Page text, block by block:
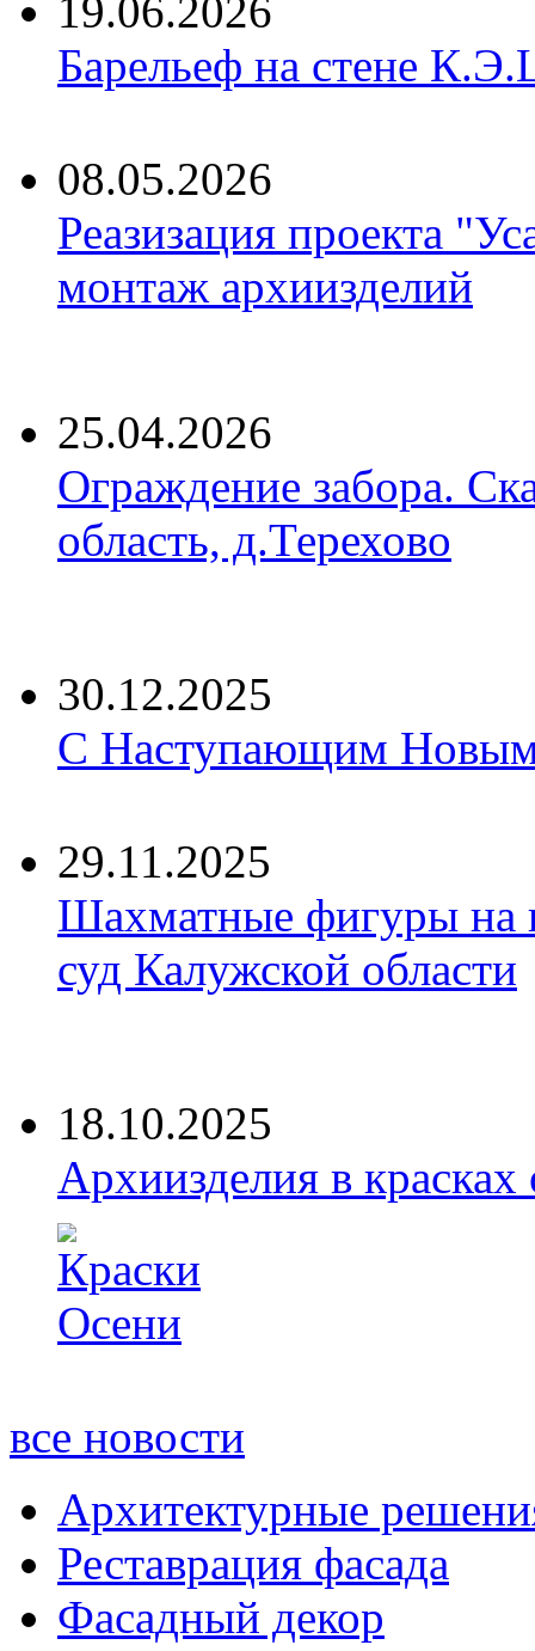
19.06.2026
Барельеф на стене
08.05.2026
Реазизация проекта
монтаж архиизделий
25.04.2026
Ограждение забора.
область, д.Терехово
30.12.2025
С Наступающим Новым
29.11.2025
Шахматные фигуры на
суд Калужской области
18.10.2025
Архиизделия в красках
все новости
Архитектурные
Реставрация фасада
Фасадный декор